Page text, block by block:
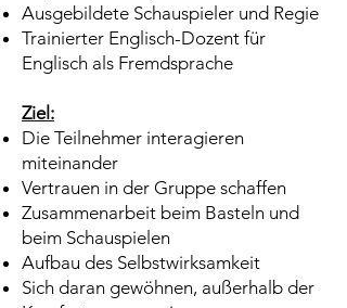
Ausgebildete Schauspieler und Regie
Trainierter Englisch-Dozent für
Englisch als Fremdsprache
Ziel:
Die Teilnehmer interagieren
miteinander
Vertrauen in der Gruppe schaffen
Zusammenarbeit beim Basteln und
beim Schauspielen
Aufbau des Selbstwirksamkeit
Sich daran gewöhnen, außerhalb der